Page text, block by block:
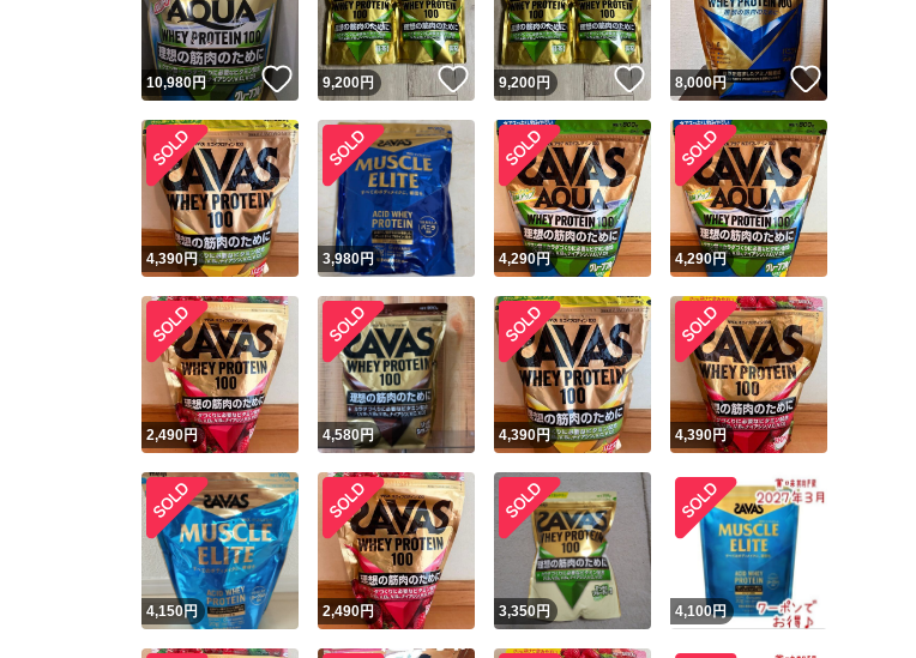
安心発送 このユーザーは設定した発送日数内
10,980円 いいね！
9,200円 いいね！
9,200円 いいね！
8,000円
4,390円 3,980円 4,290円 4,290円
2,490円 4,580円 4,390円 4,390円
4,150円 2,490円 3,350円 4,100円